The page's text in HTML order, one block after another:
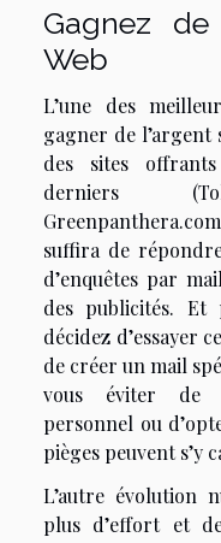
Gagnez
Web
L’une des
gagner de l’argent
des sites
derniers
suffira de
d’enquêtes par
des publicités.
décidez d’essayer
de créer un mail
vous éviter de
personnel ou
pièges peuvent s’y
L’autre évolution
plus d’effort et